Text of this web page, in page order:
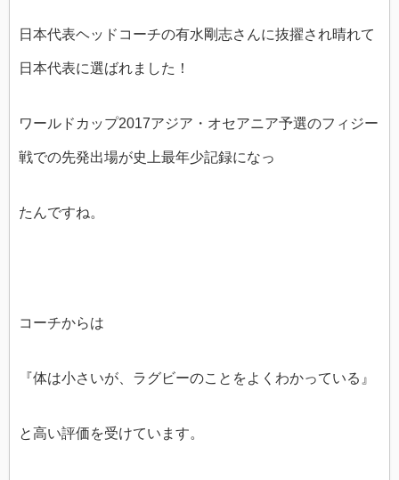
日本代表ヘッドコーチの有水剛志さんに抜擢され晴れて
日本代表に選ばれました！
ワールドカップ2017アジア・オセアニア予選のフィジー
戦での先発出場が史上最年少記録になっ
たんですね。
コーチからは
『体は小さいが、ラグビーのことをよくわかっている』
と高い評価を受けています。